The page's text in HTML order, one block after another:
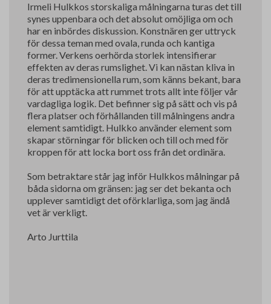
Irmeli Hulkkos storskaliga målningarna turas det till
synes uppenbara och det absolut omöjliga om och
har en inbördes diskussion. Konstnären ger uttryck
för dessa teman med ovala, runda och kantiga
former. Verkens oerhörda storlek intensifierar
effekten av deras rumslighet. Vi kan nästan kliva in
deras tredimensionella rum, som känns bekant, bara
för att upptäcka att rummet trots allt inte följer vår
vardagliga logik. Det befinner sig på sätt och vis på
flera platser och förhållanden till målningens andra
element samtidigt. Hulkko använder element som
skapar störningar för blicken och till och med för
kroppen för att locka bort oss från det ordinära.
Som betraktare står jag inför Hulkkos målningar på
båda sidorna om gränsen: jag ser det bekanta och
upplever samtidigt det oförklarliga, som jag ändå
vet är verkligt.
Arto Jurttila